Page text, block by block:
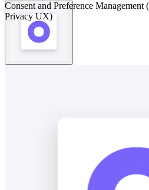
Consent and Preference Management
Privacy UX)